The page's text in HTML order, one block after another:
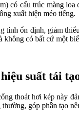
có cấu trúc màng
xuất hiện méo tiếng.
ổn định, giảm
có bất cứ một
suất tái
thoát hơi kép này
góp phần tạo